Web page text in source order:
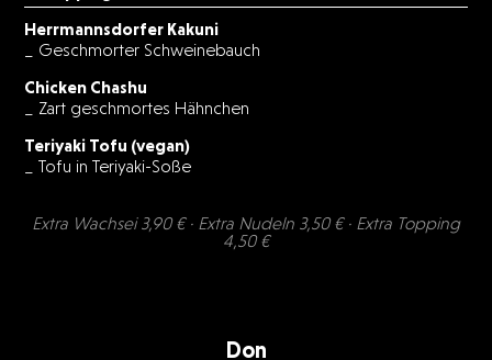
Herrmannsdorfer Kakuni
_ Geschmorter Schweinebauch
Chicken Chashu
_ Zart geschmortes Hähnchen
Teriyaki Tofu (vegan)
_ Tofu in Teriyaki-Soße
Extra Wachsei 3,90 € · Extra Nudeln 3,50 € · Extra Topping
4,50 €
Don